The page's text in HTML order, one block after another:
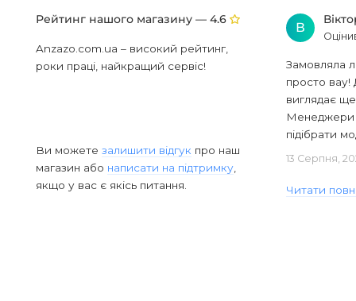
Рейтинг нашого магазину — 4.6
Anzazo.com.ua – високий рейтинг,
роки праці, найкращий сервіс!
Ви можете залишити відгук про наш
магазин або написати на підтримку
якщо у вас є якісь питання.
В
Замовляла
просто вау!
виглядає
Менеджери
підібрати
13 Серпня,
Читати